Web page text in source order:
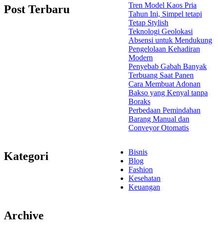
Post Terbaru
Tren Model Kaos Pria
Tahun Ini, Simpel tetapi
Tetap Stylish
Teknologi Geolokasi
Absensi untuk Mendukung
Pengelolaan Kehadiran
Modern
Penyebab Gabah Banyak
Terbuang Saat Panen
Cara Membuat Adonan
Bakso yang Kenyal tanpa
Boraks
Perbedaan Pemindahan
Barang Manual dan
Conveyor Otomatis
Kategori
Bisnis
Blog
Fashion
Kesehatan
Keuangan
Archive